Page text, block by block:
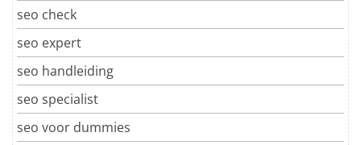
seo check
seo expert
seo handleiding
seo specialist
seo voor dummies